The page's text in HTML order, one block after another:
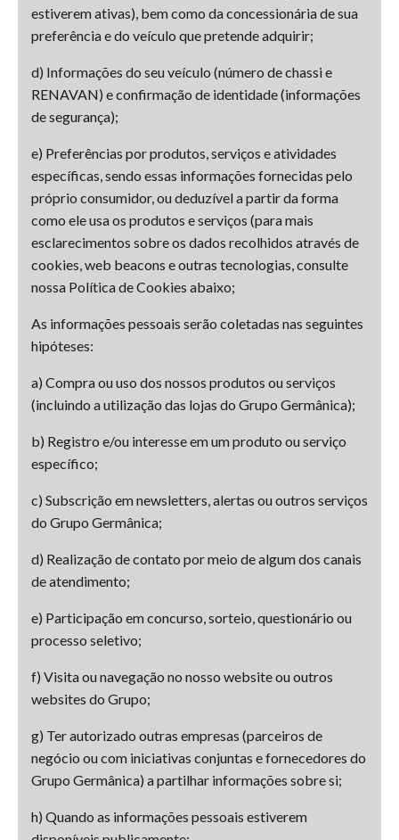
estiverem ativas), bem como da concessionária de sua
preferência e do veículo que pretende adquirir;
d) Informações do seu veículo (número de chassi e
RENAVAN) e confirmação de identidade (informações
de segurança);
e) Preferências por produtos, serviços e atividades
específicas, sendo essas informações fornecidas pelo
próprio consumidor, ou deduzível a partir da forma
como ele usa os produtos e serviços (para mais
esclarecimentos sobre os dados recolhidos através de
cookies, web beacons e outras tecnologias, consulte
nossa Política de Cookies abaixo;
As informações pessoais serão coletadas nas seguintes
hipóteses:
a) Compra ou uso dos nossos produtos ou serviços
(incluindo a utilização das lojas do Grupo Germânica);
b) Registro e/ou interesse em um produto ou serviço
específico;
c) Subscrição em newsletters, alertas ou outros serviços
do Grupo Germânica;
d) Realização de contato por meio de algum dos canais
de atendimento;
e) Participação em concurso, sorteio, questionário ou
processo seletivo;
f) Visita ou navegação no nosso website ou outros
websites do Grupo;
g) Ter autorizado outras empresas (parceiros de
negócio ou com iniciativas conjuntas e fornecedores do
Grupo Germânica) a partilhar informações sobre si;
h) Quando as informações pessoais estiverem